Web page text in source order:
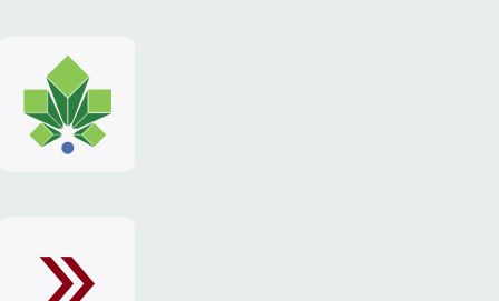
логотип
портала
«Gorod.kiev.ua»
сайт
«Exchange»